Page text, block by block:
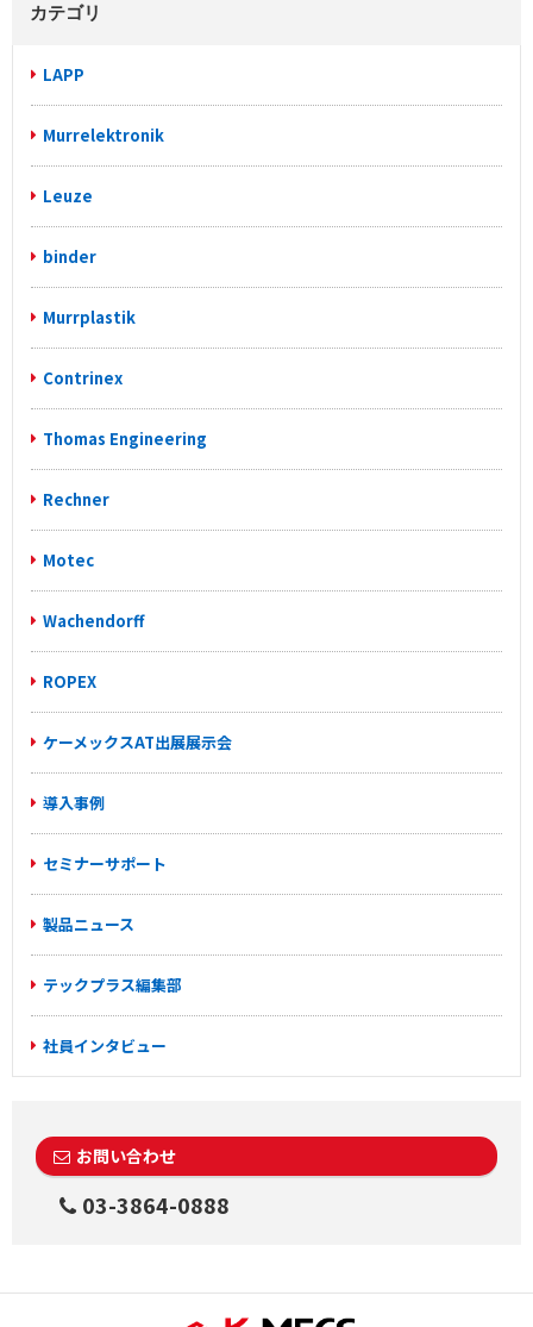
カテゴリ
LAPP
Murrelektronik
Leuze
binder
Murrplastik
Contrinex
Thomas Engineering
Rechner
Motec
Wachendorff
ROPEX
ケーメックスAT出展展示会
導入事例
セミナーサポート
製品ニュース
テックプラス編集部
社員インタビュー
お問い合わせ
03-3864-0888